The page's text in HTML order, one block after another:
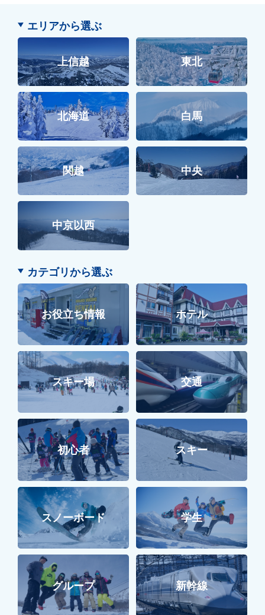
エリアから選ぶ
上信越 東北
北海道 白馬
関越 中央
中京以西
カテゴリから選ぶ
お役立ち情報 ホテル
スキー場 交通
初心者 スキー
スノーボード 学生
グループ 新幹線